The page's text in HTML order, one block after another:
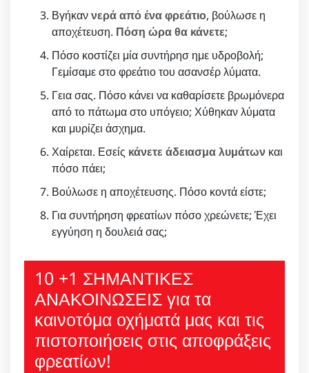
Βγήκαννερά από ένα φρεάτιο, βούλωσε η
αποχέτευση. Πόση ώρα θα κάνετε;
Πόσο κοστίζει μία συντήρησ ημε υδροβολή;
Γεμίσαμε στο φρεάτιο του ασανσέρ λύματα.
Γεια σας. Πόσο κάνει να καθαρίσετε βρωμόνερα
από το πάτωμα στο υπόγειο; Χύθηκαν λύματα
και μυρίζει άσχημα.
Χαίρεται. Εσείς κάνετε άδειασμα λυμάτων και
πόσο πάει;
Βούλωσε η αποχέτευσης. Πόσο κοντά είστε;
Για συντήρηση φρεατίων πόσο χρεώνετε; Έχει
εγγύηση η δουλειά σας;
10 +1 ΣΗΜΑΝΤΙΚΕΣ
ΑΝΑΚΟΙΝΩΣΕΙΣ για τα
καινοτόμα οχήματά μας και τις
πιστοποιήσεις στις αποφράξεις
φρεατίων!